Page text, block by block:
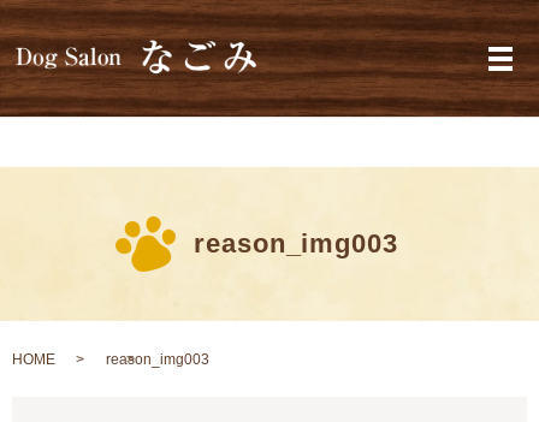
メ
reason_img003
HOME reason_img003